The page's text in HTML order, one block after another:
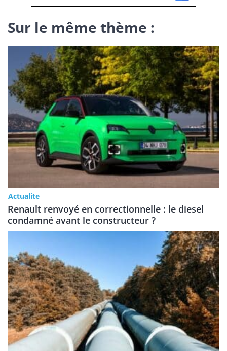
Sur le même thème :
Actualite
Renault renvoyé en correctionnelle : le diesel
condamné avant le constructeur ?